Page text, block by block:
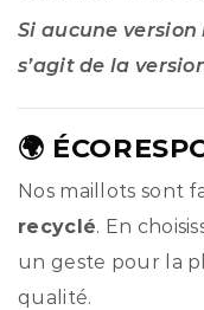
Si aucune
s’agit de la
🌍
Nos maillots sont
recyclé. En
un geste pour la
qualité.